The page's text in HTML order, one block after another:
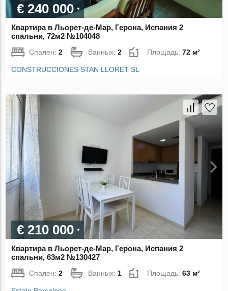
€ 240 000
Квартира в Льорет-де-Мар, Герона, Испания 2
спальни, 72м2 №104048
Спален:2 Ванных:2 Площадь:72 м²
CONSTRUCCIONES STAN LLORET SL
€ 210 000
Квартира в Льорет-де-Мар, Герона, Испания 2
спальни, 63м2 №130427
Спален:2 Ванных:1 Площадь:63 м²